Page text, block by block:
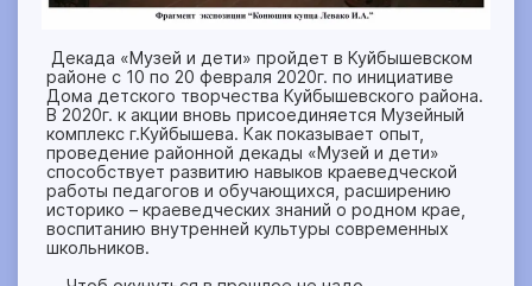
Декада «Музей и дети» пройдет в Куйбышевском
районе с 10 по 20 февраля 2020г. по инициативе
Дома детского творчества Куйбышевского района.
В 2020г. к акции вновь присоединяется Музейный
комплекс г.Куйбышева. Как показывает опыт,
проведение районной декады «Музей и дети»
способствует развитию навыков краеведческой
работы педагогов и обучающихся, расширению
историко – краеведческих знаний о родном крае,
воспитанию внутренней культуры современных
школьников.